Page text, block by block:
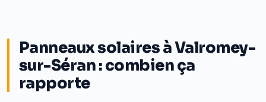
Panneaux solaires à Valromey-
sur-Séran : combien ça
rapporte